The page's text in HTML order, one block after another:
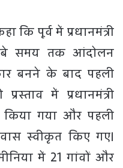
कि पूर्व में प्रधानमंत्री
समय तक आंदोलन
बनने के बाद पहली
में प्रधानमंत्री
गया और पहली
स्वीकृत किए गए।
में 21 गांवों और